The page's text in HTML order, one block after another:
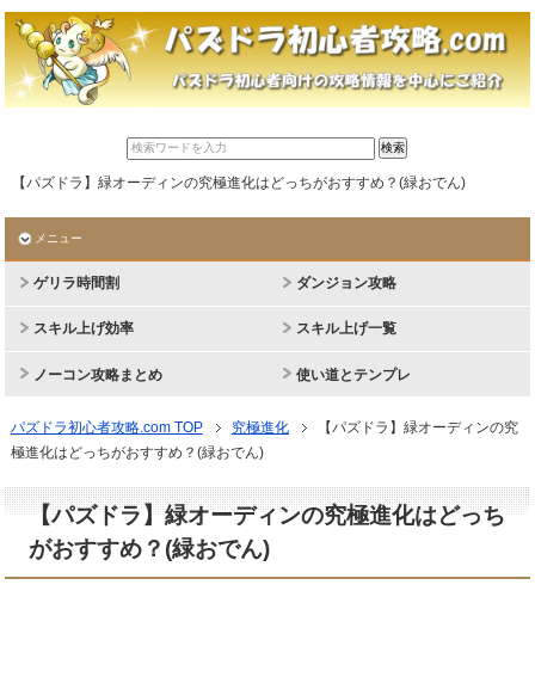
【パズドラ】緑オーディンの究極進化はどっちがおすすめ？(緑おでん)
メニュー
ゲリラ時間割 ダンジョン攻略
スキル上げ効率 スキル上げ一覧
ノーコン攻略まとめ 使い道とテンプレ
パズドラ初心者攻略.com TOP 究極進化
【パズドラ】緑オーディンの究
極進化はどっちがおすすめ？(緑おでん)
【パズドラ】緑オーディンの究極進化はどっち
がおすすめ？(緑おでん)